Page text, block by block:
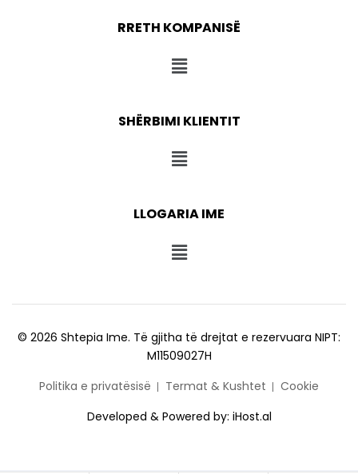
RRETH KOMPANISË
SHËRBIMI KLIENTIT
LLOGARIA IME
© 2026 Shtepia Ime. Të gjitha të drejtat e rezervuara NIPT:
M11509027H
Politika e privatësisë
Termat & Kushtet
Cookie
Developed & Powered by: iHost.al